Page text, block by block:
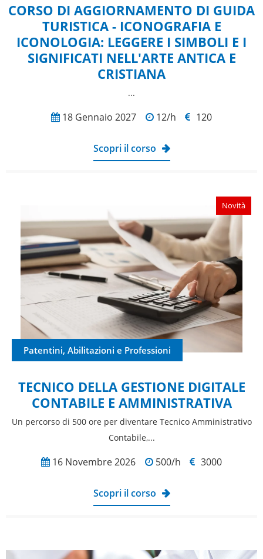
CORSO DI AGGIORNAMENTO DI GUIDA
TURISTICA - ICONOGRAFIA E
ICONOLOGIA: LEGGERE I SIMBOLI E I
SIGNIFICATI NELL'ARTE ANTICA E
CRISTIANA
...
18 Gennaio 2027 12/h 120
Scopri il corso
Novità
Patentini, Abilitazioni e Professioni
TECNICO DELLA GESTIONE DIGITALE
CONTABILE E AMMINISTRATIVA
Un percorso di 500 ore per diventare Tecnico Amministrativo
Contabile,...
16 Novembre 2026 500/h 3000
Scopri il corso